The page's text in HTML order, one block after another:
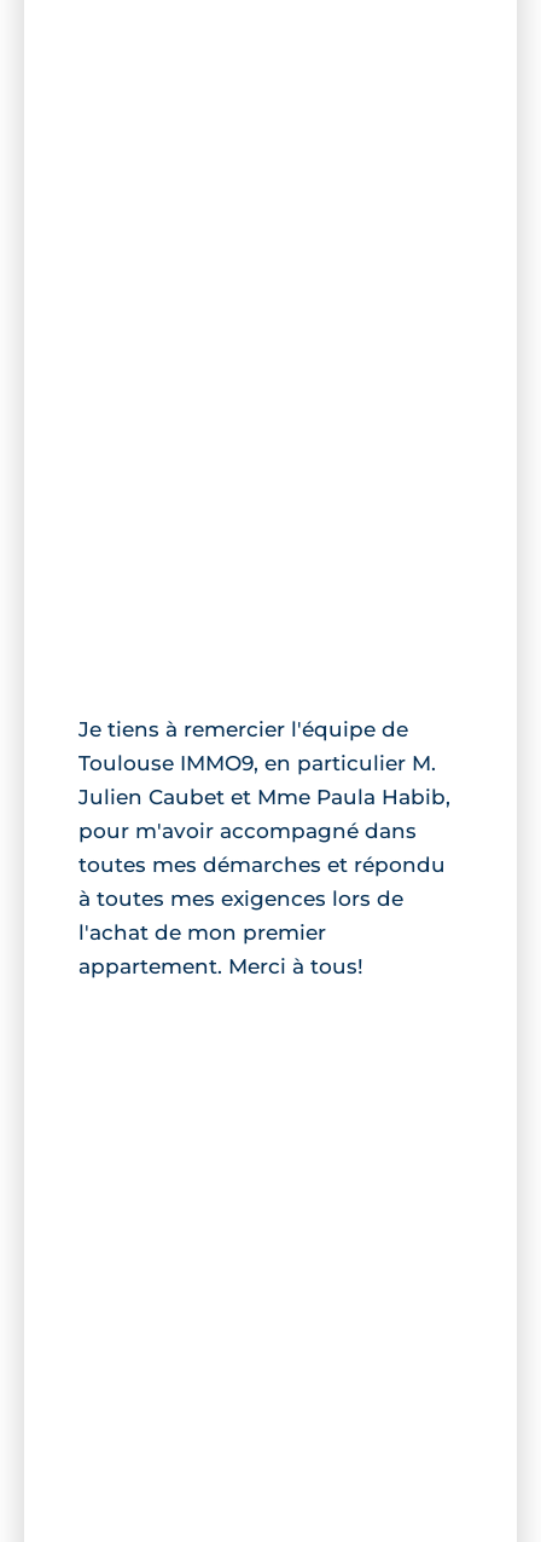
Je tiens à remercier l'équipe de
Toulouse IMMO9, en particulier M.
Julien Caubet et Mme Paula Habib,
pour m'avoir accompagné dans
toutes mes démarches et répondu
à toutes mes exigences lors de
l'achat de mon premier
appartement. Merci à tous!